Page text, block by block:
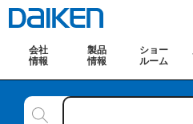
会社
情報
製品
情報
ショー
ルーム